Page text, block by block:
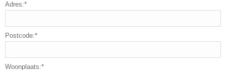
Adres:*
Postcode:*
Woonplaats:*